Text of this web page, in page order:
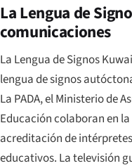
La Lengua de
comunicaciones
La Lengua de Signos
lengua de signos
La PADA, el Ministerio de
Educación colaboran en
acreditación de
educativos. La televisión